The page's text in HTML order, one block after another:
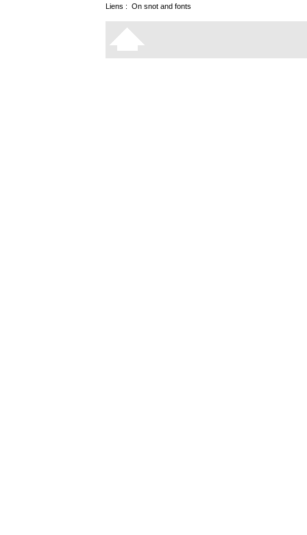
Liens : On snot and fonts